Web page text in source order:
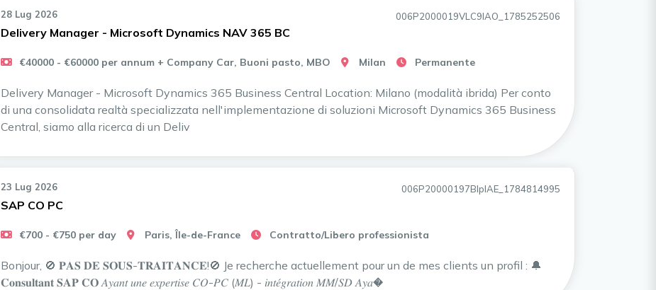
28 Lug 2026 006P2000019VLC9IAO_1785252506
Delivery Manager - Microsoft Dynamics NAV 365 BC
€40000 - €60000 per annum + Company Car, Buoni pasto, MBO Milan Permanente
Delivery Manager - Microsoft Dynamics 365 Business Central Location: Milano (modalità ibrida) Per conto
di una consolidata realtà specializzata nell'implementazione di soluzioni Microsoft Dynamics 365 Business
Central, siamo alla ricerca di un Deliv
23 Lug 2026 006P20000197BlpIAE_1784814995
SAP CO PC
€700 - €750 per day Paris, Île-de-France Contratto/Libero professionista
Bonjour, 🚫 𝐏𝐀𝐒 𝐃𝐄 𝐒𝐎𝐔𝐒-𝐓𝐑𝐀𝐈𝐓𝐀𝐍𝐂𝐄!🚫 Je recherche actuellement pour un de mes clients un profil : 🔔
𝐂𝐨𝐧𝐬𝐮𝐥𝐭𝐚𝐧𝐭 𝐒𝐀𝐏 𝐂𝐎 𝐴𝑦𝑎𝑛𝑡 𝑢𝑛𝑒 𝑒𝑥𝑝𝑒𝑟𝑡𝑖𝑠𝑒 𝐶𝑂-𝑃𝐶 (𝑀𝐿) - 𝑖𝑛𝑡𝑒́𝑔𝑟𝑎𝑡𝑖𝑜𝑛 𝑀𝑀/𝑆𝐷 𝐴𝑦𝑎�